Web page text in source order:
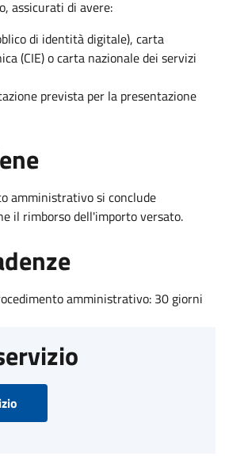
assicurati di avere:
di identità digitale), carta
(CIE) o carta nazionale dei servizi
prevista per la presentazione
amministrativo si conclude
il rimborso dell'importo versato.
amministrativo: 30 giorni